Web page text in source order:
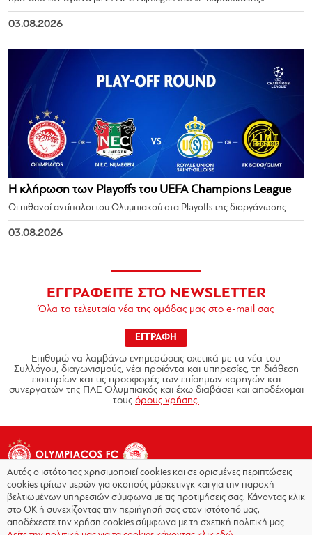
03.08.2026
Η κλήρωση των Playoffs του UEFA Champions League
Οι πιθανοί αντίπαλοι του Ολυμπιακού στα Playoffs της διοργάνωσης.
03.08.2026
ΕΓΓΡΑΦΕΙΤΕ ΣΤΟ NEWSLETTER
Όλα τα τελευταία νέα της ομάδας μας στο e-mail σας
ΕΓΓΡΑΦΗ
Επιθυμώ να λαμβάνω ενημερώσεις σχετικά με τα νέα του
Συλλόγου, διαγωνισμούς, νέα προϊόντα και υπηρεσίες, τη διάθεση
εισιτηρίων και τις προσφορές των επίσημων χορηγών και
συνεργατών της ΠΑΕ Ολυμπιακός και έχω διαβάσει και αποδέχομαι
τους όρους χρήσης.
Copyright © 2026 - Olympiacos.org
Αυτός ο ιστότοπος χρησιμοποιεί cookies και σε ορισμένες περιπτώσεις
cookies τρίτων μερών για σκοπούς μάρκετινγκ και για την παροχή
βελτιωμένων υπηρεσιών σύμφωνα με τις προτιμήσεις σας. Κάνοντας κλικ
στο OK ή συνεχίζοντας την περιήγησή σας στον ιστότοπό μας,
αποδέχεστε την χρήση cookies σύμφωνα με τη σχετική πολιτική μας.